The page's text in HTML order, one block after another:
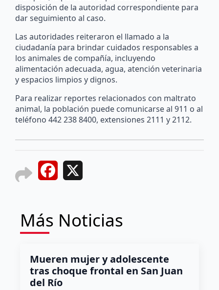
disposición de la autoridad correspondiente para
dar seguimiento al caso.
Las autoridades reiteraron el llamado a la
ciudadanía para brindar cuidados responsables a
los animales de compañía, incluyendo
alimentación adecuada, agua, atención veterinaria
y espacios limpios y dignos.
Para realizar reportes relacionados con maltrato
animal, la población puede comunicarse al 911 o al
teléfono 442 238 8400, extensiones 2111 y 2112.
Facebook
Más Noticias
Mueren mujer y adolescente
tras choque frontal en San Juan
del Río